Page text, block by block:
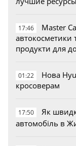
17:46
Master
автокосметики
продукти для
01:22
Нова
кросоверам
17:50
Як
автомобіль в